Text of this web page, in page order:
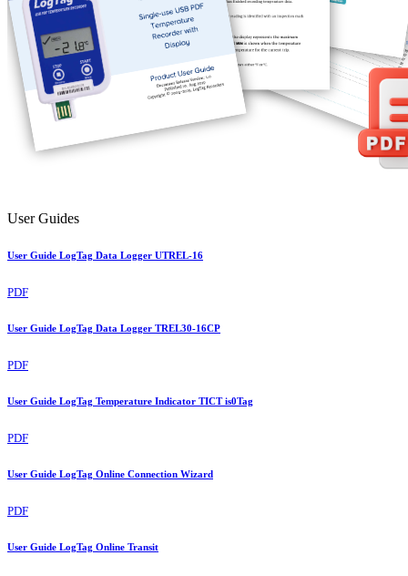
User Guides
User Guide LogTag Data Logger UTREL-16
PDF
User Guide LogTag Data Logger TREL30-16CP
PDF
User Guide LogTag Temperature Indicator TICT is0Tag
PDF
User Guide LogTag Online Connection Wizard
PDF
User Guide LogTag Online Transit